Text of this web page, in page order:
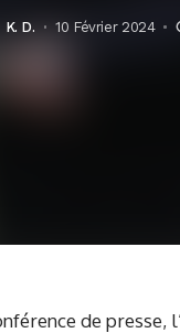
K. D. 10 Février 2024
de presse,